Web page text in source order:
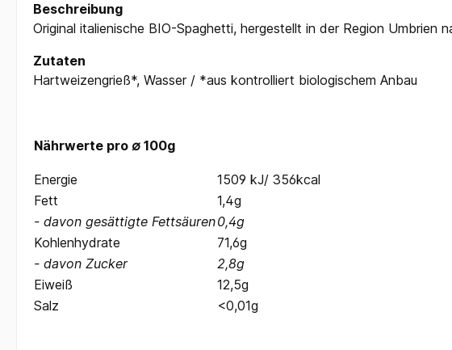
Beschreibung
Original italienische BIO-Spaghetti, hergestellt in der Region Umbrien
Zutaten
Hartweizengrieß*, Wasser / *aus kontrolliert biologischem Anbau
Nährwerte pro ∅ 100g
Energie
1509 kJ/ 356kcal
Fett
1,4g
- davon gesättigte Fettsäuren0,4g
Kohlenhydrate
71,6g
- davon Zucker
2,8g
Eiweiß
12,5g
Salz
<0,01g